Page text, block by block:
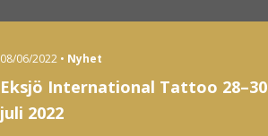
08/06/2022 • Nyhet
Eksjö International Tattoo 28–30
juli 2022